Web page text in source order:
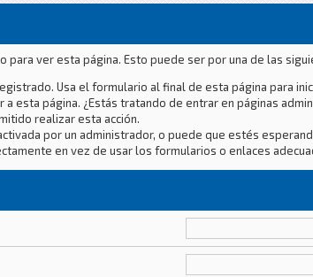
para ver esta página. Esto puede ser por una de las
Usa el formulario al final de esta página para
a esta página. ¿Estás tratando de entrar en páginas
realizar esta acción.
por un administrador, o puede que estés
en vez de usar los formularios o enlaces